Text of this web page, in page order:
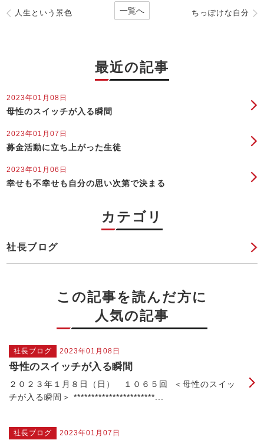
人生という景色 ちっぽけな自分
一覧へ
最近の記事
2023年01月08日
母性のスイッチが入る瞬間
2023年01月07日
募金活動に立ち上がった生徒
2023年01月06日
幸せも不幸せも自分の思い次第で決まる
カテゴリ
社長ブログ
この記事を読んだ方に
人気の記事
社長ブログ 2023年01月08日
母性のスイッチが入る瞬間
２０２３年１月８日（日） １０６５回 ＜母性のスイッ
チが入る瞬間＞ ***********************...
社長ブログ 2023年01月07日